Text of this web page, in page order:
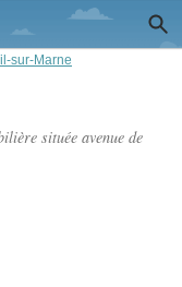
sur-Marne
située avenue de